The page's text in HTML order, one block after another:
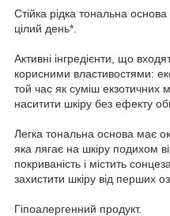
Стійка рідка тональна
цілий день*.
Активні інгредієнти, що
корисними властивостями:
той час як суміш екзотичних
наситити шкіру без ефекту
Легка тональна основа має
яка лягає на шкіру подихом
покриваність і містить
захистити шкіру від перших
Гіпоалергенний продукт.